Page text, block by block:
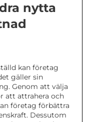
nytta
kan företag
gäller sin
Genom att välja
att attrahera och
företag förbättra
Dessutom